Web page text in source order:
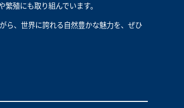
殖にも取り組んでいます。
ら、世界に誇れる自然豊かな魅力を、ぜひ